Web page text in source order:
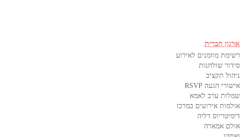
ארגון הברית
רשימת מוזמנים לאירוע
סידור שולחנות
ניהול תקציב
אישורי הגעה RSVP
שמלות ערב לאמא
אולמות אירועים במרכז
דימיטריוס דליה
אולם אמארה